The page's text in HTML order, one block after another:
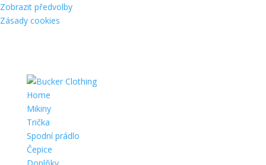
Zobrazit předvolby
Zásady cookies
Home
Mikiny
Trička
Spodní prádlo
Čepice
Doplňky